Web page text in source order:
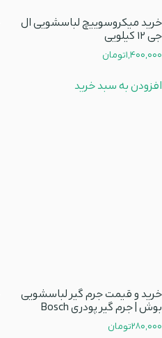
خرید میکروسوییچ لباسشویی ال
جی 12 کیلویی
1,400,000تومان
افزودن به سبد خرید
خرید و قیمت جرم گیر لباسشویی
بوش | جرم گیر پودری Bosch
280,000تومان